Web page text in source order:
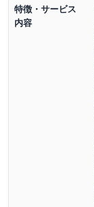
特徴・サービス
内容